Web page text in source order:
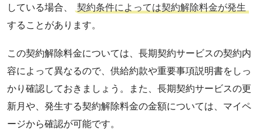
している場合、
契約条件によっては契約解除料金が発生
することがあります。
この契約解除料金については、長期契約サービスの契約内
容によって異なるので、供給約款や重要事項説明書をしっ
かり確認しておきましょう。また、長期契約サービスの更
新月や、発生する契約解除料金の金額については、マイペ
ージから確認が可能です。